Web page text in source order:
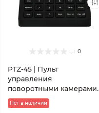
0
PTZ-45 | Пульт
управления
поворотными камерами.
Нет в наличии